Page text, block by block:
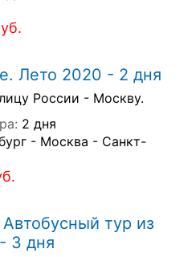
Лето 2020 - 2 дня
России - Москву.
2 дня
- Москва - Санкт-
тур из
3 дня